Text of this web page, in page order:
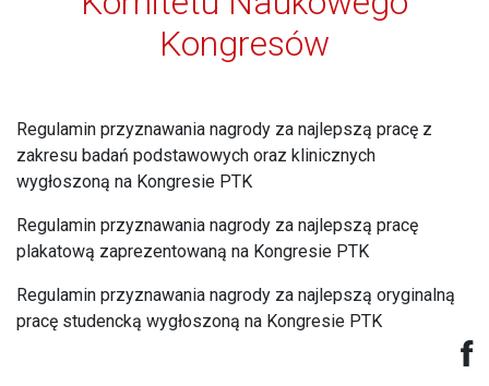
Kongresów
Regulamin przyznawania nagrody za najlepszą pracę z
zakresu badań podstawowych oraz klinicznych
wygłoszoną na Kongresie PTK
Regulamin przyznawania nagrody za najlepszą pracę
plakatową zaprezentowaną na Kongresie PTK
Regulamin przyznawania nagrody za najlepszą oryginalną
pracę studencką wygłoszoną na Kongresie PTK